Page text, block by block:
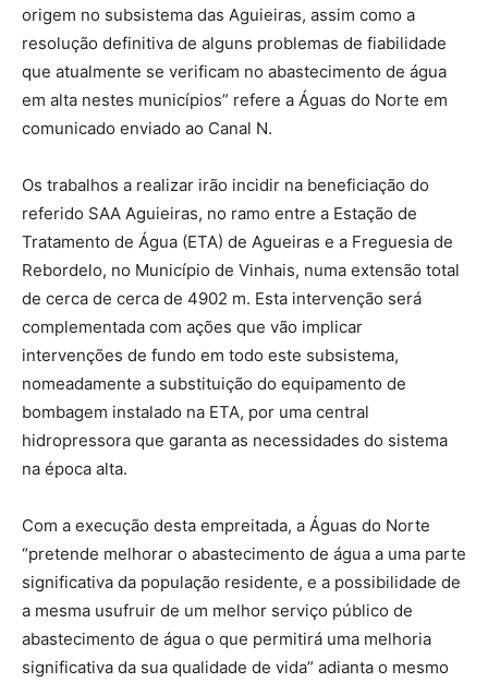
origem no subsistema das Aguieiras, assim como a
resolução definitiva de alguns problemas de fiabilidade
que atualmente se verificam no abastecimento de água
em alta nestes municípios” refere a Águas do Norte em
comunicado enviado ao Canal N.
Os trabalhos a realizar irão incidir na beneficiação do
referido SAA Aguieiras, no ramo entre a Estação de
Tratamento de Água (ETA) de Agueiras e a Freguesia de
Rebordelo, no Município de Vinhais, numa extensão total
de cerca de cerca de 4902 m. Esta intervenção será
complementada com ações que vão implicar
intervenções de fundo em todo este subsistema,
nomeadamente a substituição do equipamento de
bombagem instalado na ETA, por uma central
hidropressora que garanta as necessidades do sistema
na época alta.
Com a execução desta empreitada, a Águas do Norte
“pretende melhorar o abastecimento de água a uma parte
significativa da população residente, e a possibilidade de
a mesma usufruir de um melhor serviço público de
abastecimento de água o que permitirá uma melhoria
significativa da sua qualidade de vida” adianta o mesmo